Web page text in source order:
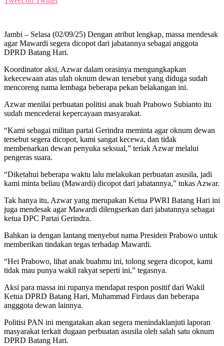
Jambi – Selasa (02/09/25) Dengan atribut lengkap, massa mendesak
agar Mawardi segera dicopot dari jabatannya sebagai anggota
DPRD Batang Hari.
Koordinator aksi, Azwar dalam orasinya mengungkapkan
kekecewaan atas ulah oknum dewan tersebut yang diduga sudah
mencoreng nama lembaga beberapa pekan belakangan ini.
Azwar menilai perbuatan politisi anak buah Prabowo Subianto itu
sudah mencederai kepercayaan masyarakat.
“Kami sebagai militan partai Gerindra meminta agar oknum dewan
tersebut segera dicopot, kami sangat kecewa, dan tidak
membenarkan dewan penyuka seksual,” teriak Azwar melalui
pengeras suara.
“Diketahui beberapa waktu lalu melakukan perbuatan asusila, jadi
kami minta beliau (Mawardi) dicopot dari jabatannya,” tukas Azwar.
Tak hanya itu, Azwar yang merupakan Ketua PWRI Batang Hari ini
juga mendesak agar Mawardi dilengserkan dari jabatannya sebagai
ketua DPC Partai Gerindra.
Bahkan ia dengan lantang menyebut nama Presiden Prabowo untuk
memberikan tindakan tegas terhadap Mawardi.
“Hei Prabowo, lihat anak buahmu ini, tolong segera dicopot, kami
tidak mau punya wakil rakyat seperti ini,” tegasnya.
Aksi para massa ini rupanya mendapat respon positif dari Wakil
Ketua DPRD Batang Hari, Muhammad Firdaus dan beberapa
angggota dewan lainnya.
Politisi PAN ini mengatakan akan segera menindaklanjuti laporan
masyarakat terkait dugaan perbuatan asusila oleh salah satu oknum
DPRD Batang Hari.